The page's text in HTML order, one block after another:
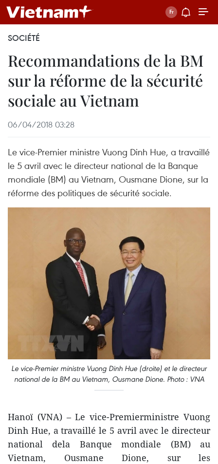
SOCIÉTÉ
Recommandations de la BM
sur la réforme de la sécurité
sociale au Vietnam
06/04/2018 03:28
Le vice-Premier ministre Vuong Dinh Hue, a travaillé
le 5 avril avec le directeur national de la Banque
mondiale (BM) au Vietnam, Ousmane Dione, sur la
réforme des politiques de sécurité sociale.
Le vice-Premier ministre Vuong Dinh Hue (droite) et le directeur
national de la BM au Vietnam, Ousmane Dione. Photo : VNA
Hanoï (VNA) – Le vice-Premierministre Vuong
Dinh Hue, a travaillé le 5 avril avec le directeur
national dela Banque mondiale (BM) au
Vietnam, Ousmane Dione, sur les